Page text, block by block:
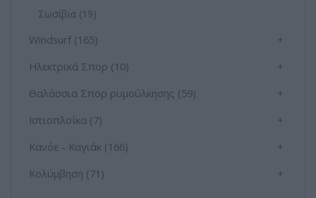
Σωσίβια (19)
Windsurf (165)
+
Ηλεκτρικά Σπορ (10)
+
Θαλάσσια Σπορ ρυμούλκησης (59)
+
Ιστιοπλοΐκα (7)
+
Κανόε - Καγιάκ (166)
+
Κολύμβηση (71)
+